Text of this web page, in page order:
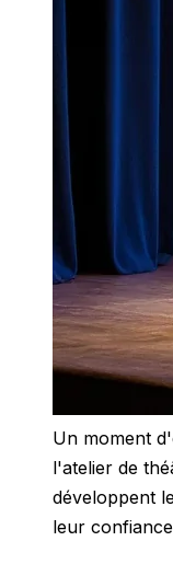
Un moment
l'atelier de
développent
leur